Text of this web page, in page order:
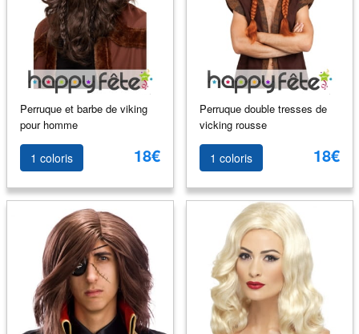
Perruque et barbe de viking
pour homme
1 coloris 18€
Perruque double tresses de
vicking rousse
1 coloris 18€